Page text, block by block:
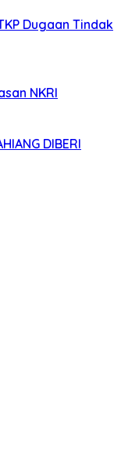
Dugaan Tindak
NKRI
DIBERI